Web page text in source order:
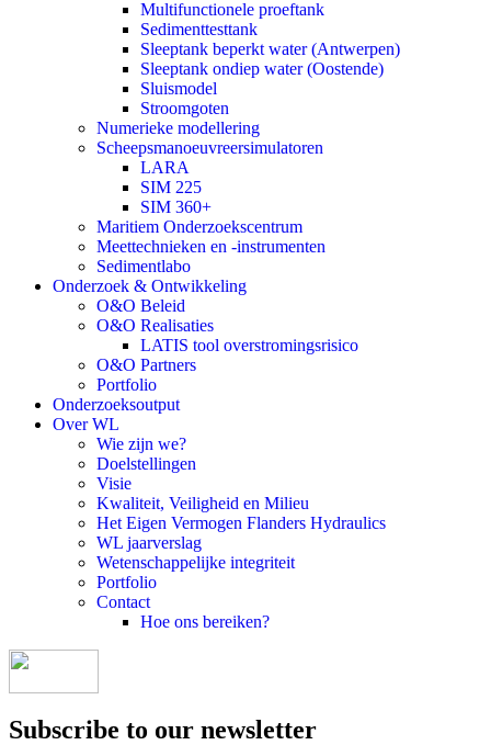
Multifunctionele proeftank
Sedimenttesttank
Sleeptank beperkt water (Antwerpen)
Sleeptank ondiep water (Oostende)
Sluismodel
Stroomgoten
Numerieke modellering
Scheepsmanoeuvreersimulatoren
LARA
SIM 225
SIM 360+
Maritiem Onderzoekscentrum
Meettechnieken en -instrumenten
Sedimentlabo
Onderzoek & Ontwikkeling
O&O Beleid
O&O Realisaties
LATIS tool overstromingsrisico
O&O Partners
Portfolio
Onderzoeksoutput
Over WL
Wie zijn we?
Doelstellingen
Visie
Kwaliteit, Veiligheid en Milieu
Het Eigen Vermogen Flanders Hydraulics
WL jaarverslag
Wetenschappelijke integriteit
Portfolio
Contact
Hoe ons bereiken?
Subscribe to our newsletter